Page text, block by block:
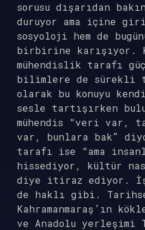
sorusu dışarıdan
duruyor ama içine
sosyoloji hem de
birbirine karışıyor.
mühendislik tarafı
bilimlere de sürekli
olarak bu konuyu
sesle tartışırken
mühendis “veri var,
var, bunlara bak”
tarafı ise “ama
hissediyor, kültür
diye itiraz ediyor.
de haklı gibi.
Kahramanmaraş’ın
ve Anadolu yerleşimi